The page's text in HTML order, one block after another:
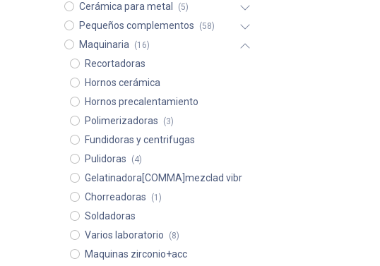
Cerámica para metal
(5)
Pequeños complementos (58)
Maquinaria (16)
Recortadoras
Hornos cerámica
Hornos precalentamiento
Polimerizadoras
(3)
Fundidoras y centrifugas
Pulidoras
(4)
Gelatinadora[COMMA]mezclad vibr
Chorreadoras
(1)
Soldadoras
Varios laboratorio
(8)
Maquinas zirconio+acc